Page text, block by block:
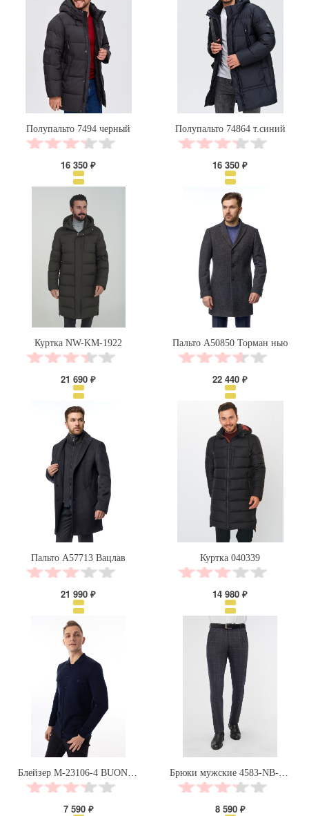
Полупальто 7494 черный
16 350 ₽
Полупальто 74864 т.синий
16 350 ₽
Куртка NW-KM-1922
21 690 ₽
Пальто А50850 Торман нью
22 440 ₽
Пальто А57713 Вацлав
21 990 ₽
Куртка 040339
14 980 ₽
Блейзер М-23106-4 BUONO PARTITO
7 590 ₽
Брюки мужские 4583-NB-827S
8 590 ₽